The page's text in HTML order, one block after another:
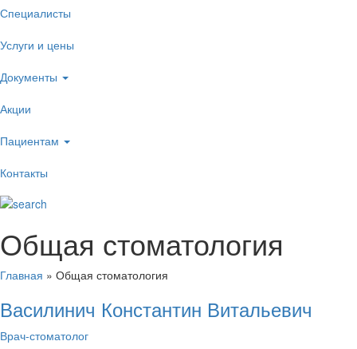
Специалисты
Услуги и цены
Документы
Акции
Пациентам
Контакты
Общая стоматология
Главная » Общая стоматология
Василинич Константин Витальевич
Врач-стоматолог